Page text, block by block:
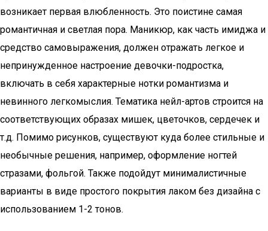
возникает первая влюбленность. Это поистине самая
романтичная и светлая пора. Маникюр, как часть имиджа и
средство самовыражения, должен отражать легкое и
непринужденное настроение девочки-подростка,
включать в себя характерные нотки романтизма и
невинного легкомыслия. Тематика нейл-артов строится на
соответствующих образах мишек, цветочков, сердечек и
т.д. Помимо рисунков, существуют куда более стильные и
необычные решения, например, оформление ногтей
стразами, фольгой. Также подойдут минималистичные
варианты в виде простого покрытия лаком без дизайна с
использованием 1-2 тонов.